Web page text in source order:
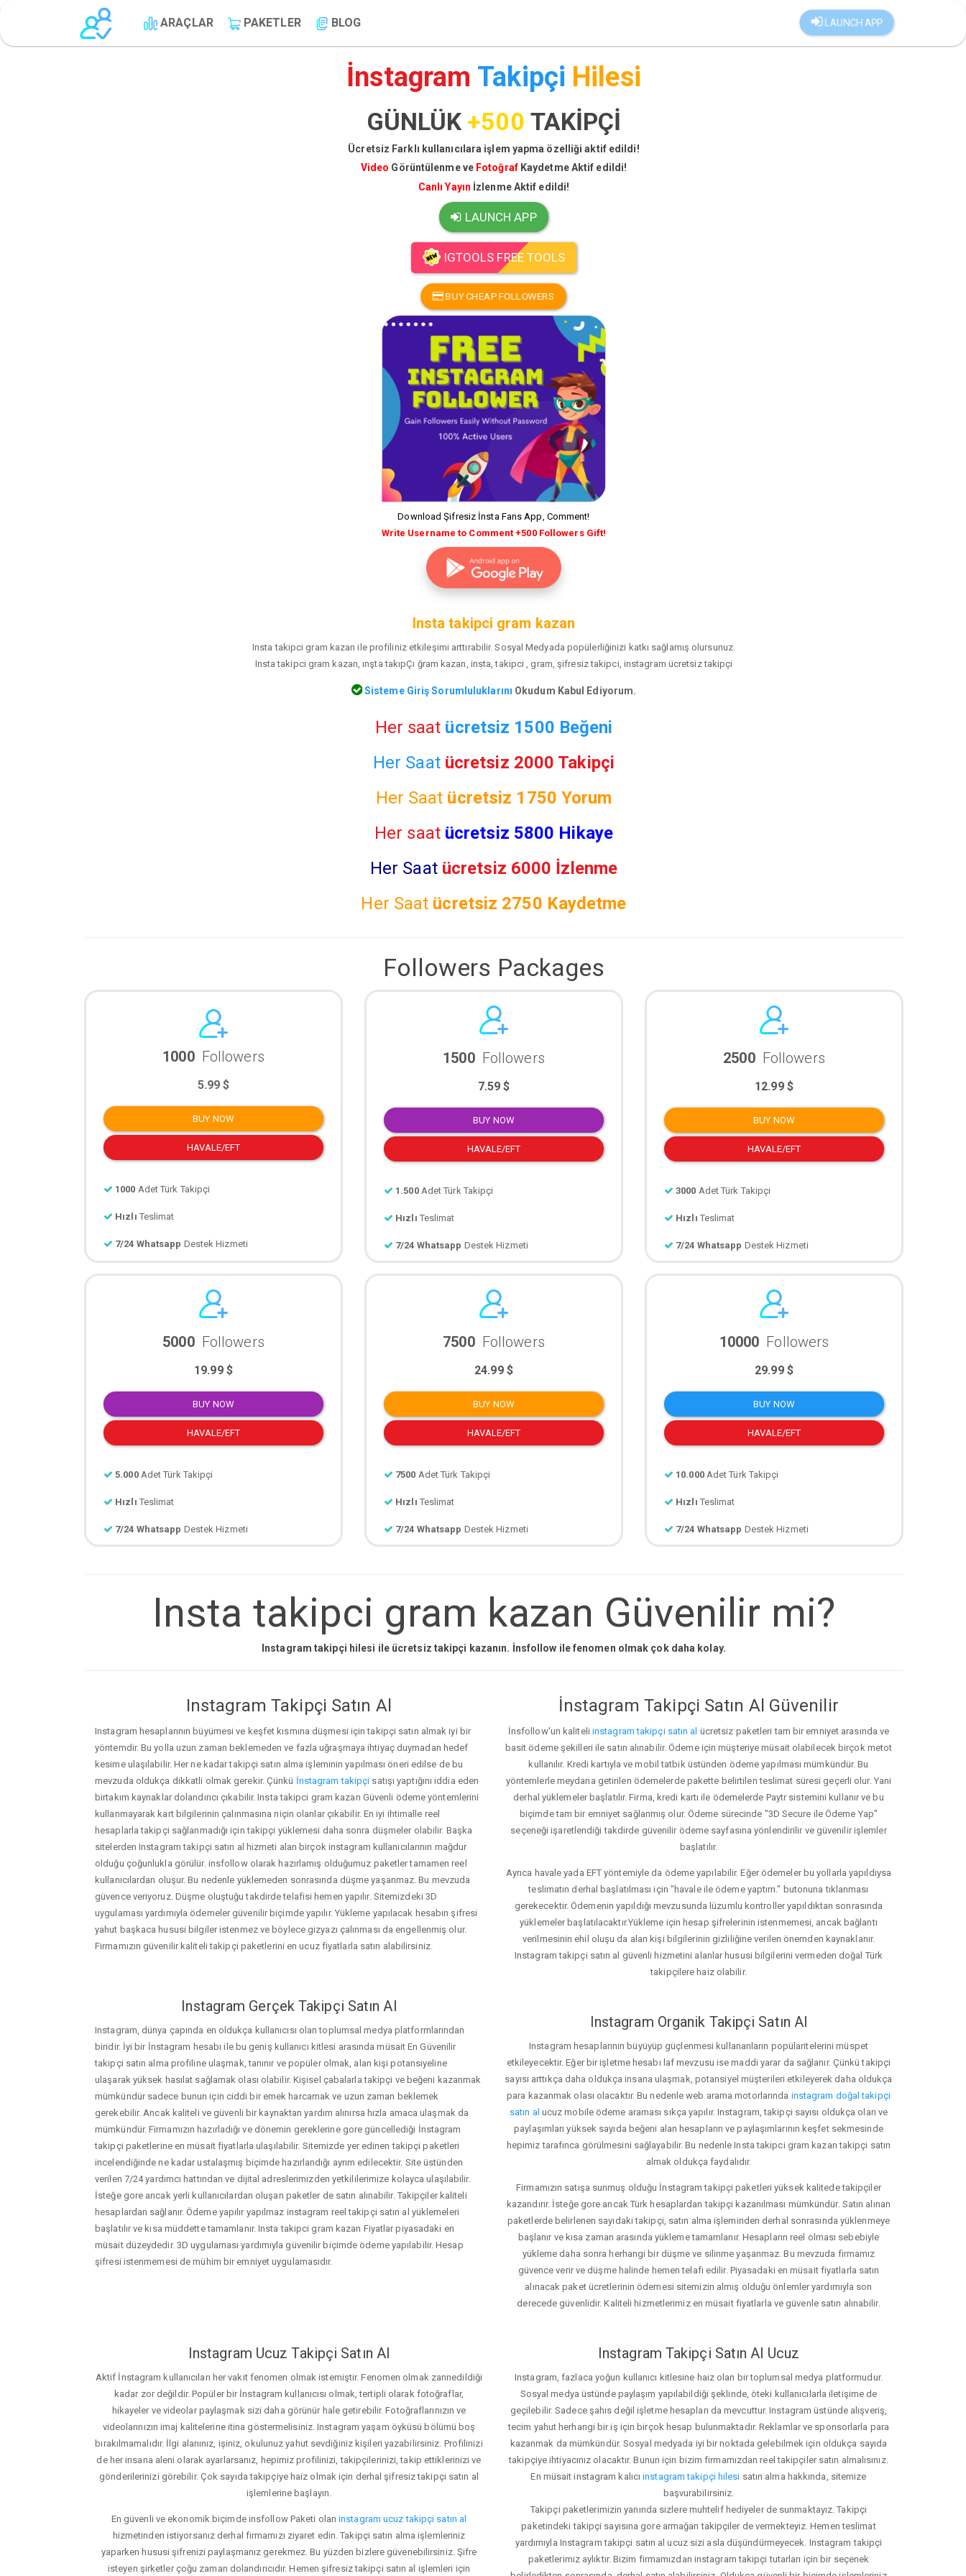
LAUNCH APP
ARAÇLAR PAKETLER BLOG
İnstagram Takipçi Hilesi
GÜNLÜK +500 TAKİPÇİ
Ücretsiz Farklı kullanıcılara işlem yapma özelliği aktif edildi!
Video Görüntülenme ve Fotoğraf Kaydetme Aktif edildi!
Canlı Yayın İzlenme Aktif edildi!
LAUNCH APP
IGTOOLS FREE TOOLS
BUY CHEAP FOLLOWERS
Download Şifresiz İnsta Fans App, Comment!
Write Username to Comment +500 Followers Gift!
Insta takipci gram kazan
Insta takipci gram kazan ile profiliniz etkileşimi arttırabilir. Sosyal Medyada popülerliğinizi katkı sağlamış olursunuz.
Insta takipci gram kazan, ınşta takıpÇı ğram kazan, insta, takipci , gram, şifresiz takipci, instagram ücretsiz takipçi
Sisteme Giriş Sorumluluklarını Okudum Kabul Ediyorum.
Her saat ücretsiz 1500 Beğeni
Her Saat ücretsiz 2000 Takipçi
Her Saat ücretsiz 1750 Yorum
Her saat ücretsiz 5800 Hikaye
Her Saat ücretsiz 6000 İzlenme
Her Saat ücretsiz 2750 Kaydetme
Followers Packages
1000 Followers
5.99 $
BUY NOW
HAVALE/EFT
1000 Adet Türk Takipçi
Hızlı Teslimat
7/24 Whatsapp Destek Hizmeti
1500 Followers
7.59 $
BUY NOW
HAVALE/EFT
1.500 Adet Türk Takipçi
Hızlı Teslimat
7/24 Whatsapp Destek Hizmeti
2500 Followers
12.99 $
BUY NOW
HAVALE/EFT
3000 Adet Türk Takipçi
Hızlı Teslimat
7/24 Whatsapp Destek Hizmeti
5000 Followers
19.99 $
BUY NOW
HAVALE/EFT
5.000 Adet Türk Takipçi
Hızlı Teslimat
7/24 Whatsapp Destek Hizmeti
7500 Followers
24.99 $
BUY NOW
HAVALE/EFT
7500 Adet Türk Takipçi
Hızlı Teslimat
7/24 Whatsapp Destek Hizmeti
10000 Followers
29.99 $
BUY NOW
HAVALE/EFT
10.000 Adet Türk Takipçi
Hızlı Teslimat
7/24 Whatsapp Destek Hizmeti
Insta takipci gram kazan Güvenilir mi?
Instagram takipçi hilesi ile ücretsiz takipçi kazanın. İnsfollow ile fenomen olmak çok daha kolay.
Instagram Takipçi Satın Al
Instagram hesaplarının büyümesi ve keşfet kısmına düşmesi için takipçi satın almak iyi bir
yöntemdir. Bu yolla uzun zaman beklemeden ve fazla uğraşmaya ihtiyaç duymadan hedef
kesime ulaşılabilir. Her ne kadar takipçi satın alma işleminin yapılması öneri edilse de bu
mevzuda oldukça dikkatli olmak gerekir. Çünkü İnstagram takipçi satışı yaptığını iddia eden
birtakım kaynaklar dolandırıcı çıkabilir. Insta takipci gram kazan Güvenli ödeme yöntemlerini
kullanmayarak kart bilgilerinin çalınmasına niçin olanlar çıkabilir. En iyi ihtimalle reel
hesaplarla takipçi sağlanmadığı için takipçi yüklemesi daha sonra düşmeler olabilir. Başka
sitelerden Instagram takipçi satın al hizmeti alan birçok instagram kullanıcılarının mağdur
olduğu çoğunlukla görülür. insfollow olarak hazırlamış olduğumuz paketler tamamen reel
kullanıcılardan oluşur. Bu nedenle yüklemeden sonrasında düşme yaşanmaz. Bu mevzuda
güvence veriyoruz. Düşme oluştuğu takdirde telafisi hemen yapılır. Sitemizdeki 3D
uygulaması yardımıyla ödemeler güvenilir biçimde yapılır. Yükleme yapılacak hesabın şifresi
yahut başkaca hususi bilgiler istenmez ve böylece gizyazı çalınması da engellenmiş olur.
Firmamızın güvenilir kaliteli takipçi paketlerini en ucuz fiyatlarla satın alabilirsiniz.
İnstagram Takipçi Satın Al Güvenilir
İnsfollow'un kaliteli instagram takipçi satın al ücretsiz paketleri tam bir emniyet arasında ve
basit ödeme şekilleri ile satın alınabilir. Ödeme için müşteriye müsait olabilecek birçok metot
kullanılır. Kredi kartıyla ve mobil tatbik üstünden ödeme yapılması mümkündür. Bu
yöntemlerle meydana getirilen ödemelerde pakette belirtilen teslimat süresi geçerli olur. Yani
derhal yüklemeler başlatılır. Firma, kredi kartı ile ödemelerde Paytr sistemini kullanır ve bu
biçimde tam bir emniyet sağlanmış olur. Ödeme sürecinde "3D Secure ile Ödeme Yap"
seçeneği işaretlendiği takdirde güvenilir ödeme sayfasına yönlendirilir ve güvenilir işlemler
başlatılır.
Ayrıca havale yada EFT yöntemiyle da ödeme yapılabilir. Eğer ödemeler bu yollarla yapıldıysa
teslimatın derhal başlatılması için "havale ile ödeme yaptım." butonuna tıklanması
gerekecektir. Ödemenin yapıldığı mevzusunda lüzumlu kontroller yapıldıktan sonrasında
yüklemeler başlatılacaktır.Yükleme için hesap şifrelerinin istenmemesi, ancak bağlantı
verilmesinin ehil oluşu da alan kişi bilgilerinin gizliliğine verilen önemden kaynaklanır.
Instagram takipçi satın al güvenli hizmetini alanlar hususi bilgilerini vermeden doğal Türk
takipçilere haiz olabilir.
Instagram Gerçek Takipçi Satın Al
Instagram, dünya çapında en oldukça kullanıcısı olan toplumsal medya platformlarından
biridir. İyi bir İnstagram hesabı ile bu geniş kullanıcı kitlesi arasında müsait En Güvenilir
takipçi satın alma profiline ulaşmak, tanınır ve popüler olmak, alan kişi potansiyeline
ulaşarak yüksek hasılat sağlamak olası olabilir. Kişisel çabalarla takipçi ve beğeni kazanmak
mümkündür sadece bunun için ciddi bir emek harcamak ve uzun zaman beklemek
gerekebilir. Ancak kaliteli ve güvenli bir kaynaktan yardım alınırsa hızla amaca ulaşmak da
mümkündür. Firmamızın hazırladığı ve dönemin gereklerine gore güncellediği İnstagram
takipçi paketlerine en müsait fiyatlarla ulaşılabilir. Sitemizde yer edinen takipçi paketleri
incelendiğinde ne kadar ustalaşmış biçimde hazırlandığı ayrım edilecektir. Site üstünden
verilen 7/24 yardımcı hattından ve dijital adreslerimizden yetkililerimize kolayca ulaşılabilir.
İsteğe gore ancak yerli kullanıcılardan oluşan paketler de satın alınabilir. Takipçiler kaliteli
hesaplardan sağlanır. Ödeme yapılır yapılmaz instagram reel takipçi satın al yüklemeleri
başlatılır ve kısa müddette tamamlanır. Insta takipci gram kazan Fiyatlar piyasadaki en
müsait düzeydedir. 3D uygulaması yardımıyla güvenilir biçimde ödeme yapılabilir. Hesap
şifresi istenmemesi de mühim bir emniyet uygulamasıdır.
Instagram Organik Takipçi Satın Al
Instagram hesaplarının büyüyüp güçlenmesi kullananların popülaritelerini müspet
etkileyecektir. Eğer bir işletme hesabı laf mevzusu ise maddi yarar da sağlanır. Çünkü takipçi
sayısı arttıkça daha oldukça insana ulaşmak, potansiyel müşterileri etkileyerek daha oldukça
para kazanmak olası olacaktır. Bu nedenle web arama motorlarında instagram doğal takipçi
satın al ucuz mobile ödeme araması sıkça yapılır. Instagram, takipçi sayısı oldukça olan ve
paylaşımları yüksek sayıda beğeni alan hesapların ve paylaşımlarının keşfet sekmesinde
hepimiz tarafınca görülmesini sağlayabilir. Bu nedenle Insta takipci gram kazan takipçi satın
almak oldukça faydalıdır.
Firmamızın satışa sunmuş olduğu İnstagram takipçi paketleri yüksek kalitede takipçiler
kazandırır. İsteğe gore ancak Türk hesaplardan takipçi kazanılması mümkündür. Satın alınan
paketlerde belirlenen sayıdaki takipçi, satın alma işleminden derhal sonrasında yüklenmeye
başlanır ve kısa zaman arasında yükleme tamamlanır. Hesapların reel olması sebebiyle
yükleme daha sonra herhangi bir düşme ve silinme yaşanmaz. Bu mevzuda firmamız
güvence verir ve düşme halinde hemen telafi edilir. Piyasadaki en müsait fiyatlarla satın
alınacak paket ücretlerinin ödemesi sitemizin almış olduğu önlemler yardımıyla son
derecede güvenlidir. Kaliteli hizmetlerimiz en müsait fiyatlarla ve güvenle satın alınabilir.
Instagram Ucuz Takipçi Satın Al
Aktif İnstagram kullanıcıları her vakit fenomen olmak istemiştir. Fenomen olmak zannedildiği
kadar zor değildir. Popüler bir İnstagram kullanıcısı olmak, tertipli olarak fotoğraflar,
hikayeler ve videolar paylaşmak sizi daha görünür hale getirebilir. Fotoğraflarınızın ve
videolarınızın imaj kalitelerine itina göstermelisiniz. Instagram yaşam öyküsü bölümü boş
bırakılmamalıdır. İlgi alanınız, işiniz, okulunuz yahut sevdiğiniz kişileri yazabilirsiniz. Profilinizi
de her insana aleni olarak ayarlarsanız, hepimiz profilinizi, takipçilerinizi, takip ettiklerinizi ve
gönderilerinizi görebilir. Çok sayıda takipçiye haiz olmak için derhal şifresiz takipçi satın al
işlemlerine başlayın.
En güvenli ve ekonomik biçimde insfollow Paketi olaninstagram ucuz takipçi satın al
hizmetinden istiyorsanız derhal firmamızı ziyaret edin. Takipçi satın alma işlemleriniz
yaparken hususi şifrenizi paylaşmanız gerekmez. Bu yüzden bizlere güvenebilirsiniz. Şifre
isteyen şirketler çoğu zaman dolandırıcıdır. Hemen şifresiz takipçi satın al işlemleri için
Instagram Takipçi Satın Al Ucuz
Instagram, fazlaca yoğun kullanıcı kitlesine haiz olan bir toplumsal medya platformudur.
Sosyal medya üstünde paylaşım yapılabildiği şeklinde, öteki kullanıcılarla iletişime de
geçilebilir. Sadece şahıs değil işletme hesapları da mevcuttur. Instagram üstünde alışveriş,
tecim yahut herhangi bir iş için birçok hesap bulunmaktadır. Reklamlar ve sponsorlarla para
kazanmak da mümkündür. Sosyal medyada iyi bir noktada gelebilmek için oldukça sayıda
takipçiye ihtiyacınız olacaktır. Bunun için bizim firmamızdan reel takipçiler satın almalısınız.
En müsait instagram kalıcıinstagram takipçi hilesi satın alma hakkında, sitemize
başvurabilirsiniz.
Takipçi paketlerimizin yanında sizlere muhtelif hediyeler de sunmaktayız. Takipçi
paketindeki takipçi sayısına gore armağan takipçiler de vermekteyiz. Hemen teslimat
yardımıyla Instagram takipçi satın al ucuz sizi asla düşündürmeyecek. Instagram takipçi
paketlerimiz aylıktır. Bizim firmamızdan instagram takipçi tutarları için bir seçenek